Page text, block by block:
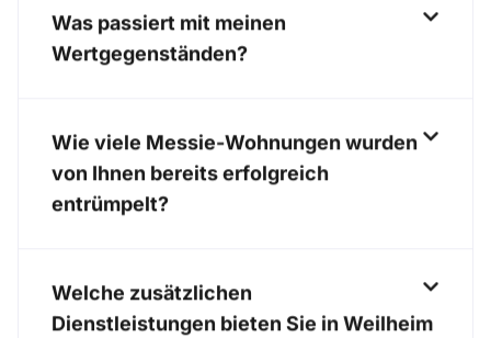
Was passiert mit meinen
Wertgegenständen?
Wie viele Messie-Wohnungen wurden
von Ihnen bereits erfolgreich
entrümpelt?
Welche zusätzlichen
Dienstleistungen bieten Sie in Weilheim